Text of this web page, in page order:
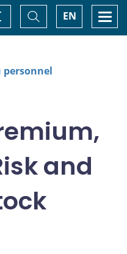
EN
Basculer
la
recherche
personnel
and